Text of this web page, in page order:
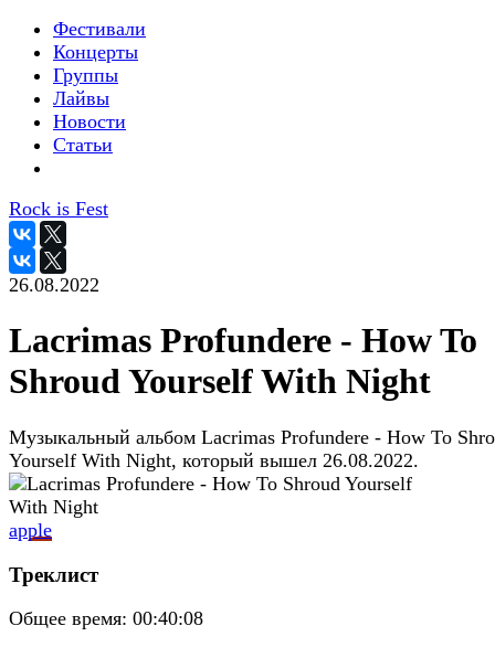
Фестивали
Концерты
Группы
Лайвы
Новости
Статьи
Rock is Fest
26.08.2022
Lacrimas Profundere - How To
Shroud Yourself With Night
Музыкальный альбом Lacrimas Profundere - How To
Yourself With Night, который вышел 26.08.2022.
apple
Треклист
Общее время: 00:40:08